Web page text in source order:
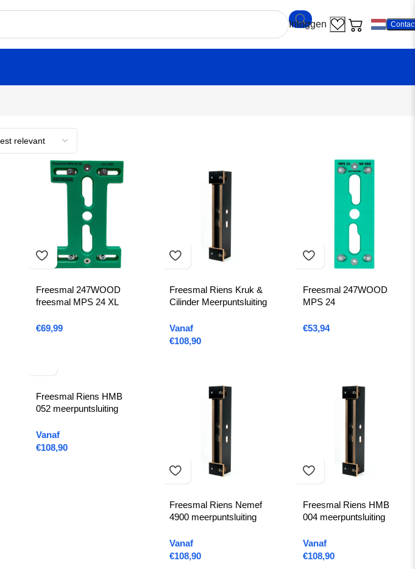
Freesmal 247WOOD
freesmal MPS 24 XL
€69,99
Freesmal Riens Kruk &
Cilinder Meerpuntsluiting
Vanaf
€108,90
Freesmal 247WOOD
MPS 24
€53,94
Freesmal Riens HMB
052 meerpuntsluiting
Vanaf
€108,90
Freesmal Riens Nemef
4900 meerpuntsluiting
Vanaf
€108,90
Freesmal Riens HMB
004 meerpuntsluiting
Vanaf
€108,90